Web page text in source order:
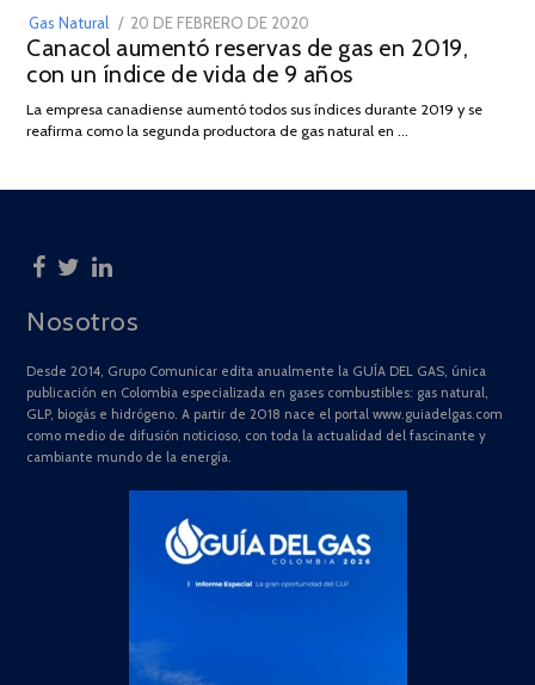
Gas Natural
POSTED
ON
20 DE FEBRERO DE 2020
DE
JULIO
2025
Canacol aumentó reservas de gas en 2019,
con un índice de vida de 9 años
La empresa canadiense aumentó todos sus índices durante 2019 y se
reafirma como la segunda productora de gas natural en …
Nosotros
Desde 2014, Grupo Comunicar edita anualmente la GUÍA DEL GAS, única
publicación en Colombia especializada en gases combustibles: gas natural,
GLP, biogás e hidrógeno. A partir de 2018 nace el portal www.guiadelgas.com
como medio de difusión noticioso, con toda la actualidad del fascinante y
cambiante mundo de la energía.